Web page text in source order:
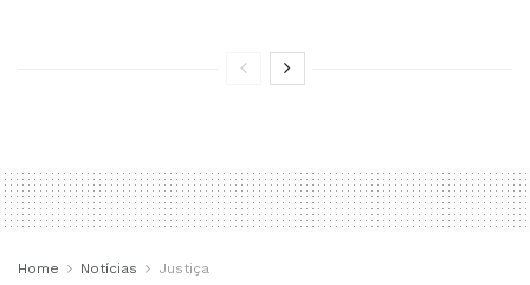
Home Notícias Justiça